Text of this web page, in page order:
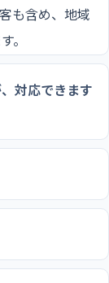
も含め、地域
。
対応できます